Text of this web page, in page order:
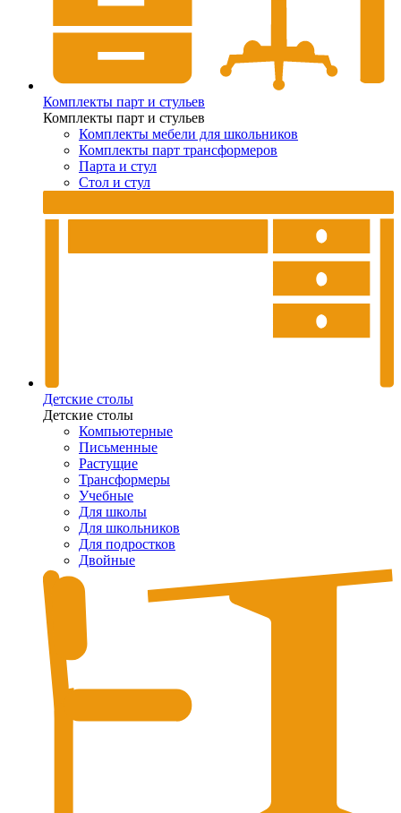
Комплекты парт и стульев
Комплекты парт и стульев
Комплекты мебели для школьников
Комплекты парт трансформеров
Парта и стул
Стол и стул
Детские столы
Детские столы
Компьютерные
Письменные
Растущие
Трансформеры
Учебные
Для школы
Для школьников
Для подростков
Двойные